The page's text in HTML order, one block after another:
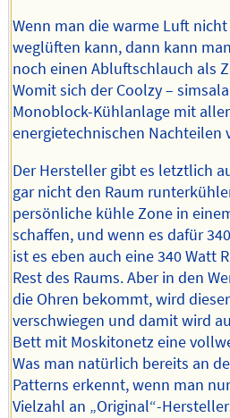
Wenn man die warme Luft
weglüften kann, dann kann
noch einen Abluftschlauch als
Womit sich der Coolzy –
Monoblock-Kühlanlage mit
energietechnischen Nachteilen
Der Hersteller gibt es letztlich
gar nicht den Raum
persönliche kühle Zone in
schaffen, und wenn es dafür
ist es eben auch eine 340 Watt
Rest des Raums. Aber in den
die Ohren bekommt, wird
verschwiegen und damit wird
Bett mit Moskitonetz eine
Was man natürlich bereits an
Patterns erkennt, wenn man
Vielzahl an „Original“-